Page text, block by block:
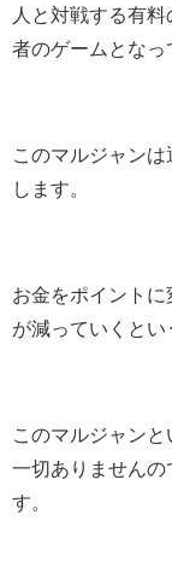
人と対戦する有
者のゲームとなっ
このマルジャン
します。
お金をポイント
が減っていくとい
このマルジャン
一切ありませんの
す。